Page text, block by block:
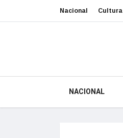
Nacional Cultura
NACIONAL